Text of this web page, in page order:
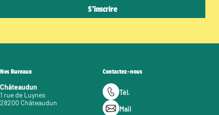
Nos Bureaux
Châteaudun
1 rue de Luynes
28200 Châteaudun
Contactez-nous
Tél.
Mail